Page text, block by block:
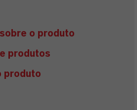
o produto
produtos
produto